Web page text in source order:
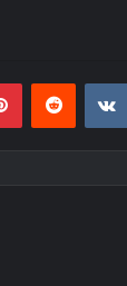
PinterestReddit